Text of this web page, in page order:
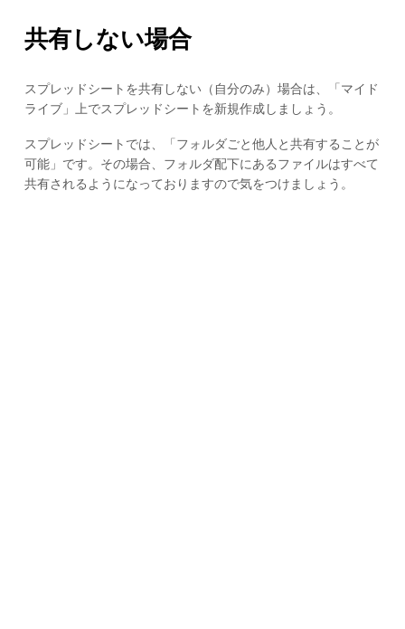
共有しない場合
スプレッドシートを共有しない（自分のみ）場合は、「マイド
ライブ」上でスプレッドシートを新規作成しましょう。
スプレッドシートでは、「フォルダごと他人と共有することが
可能」です。その場合、フォルダ配下にあるファイルはすべて
共有されるようになっておりますので気をつけましょう。